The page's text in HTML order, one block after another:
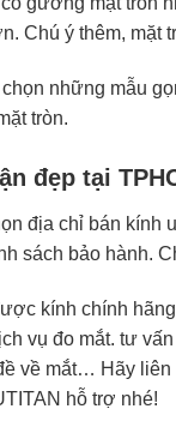
Chú ý thêm, mặt
những mẫu
tròn.
đẹp tại
địa chỉ bán kính
sách bảo hành.
kính chính
vụ đo mắt. tư
về mắt… Hãy liên
hỗ trợ nhé!